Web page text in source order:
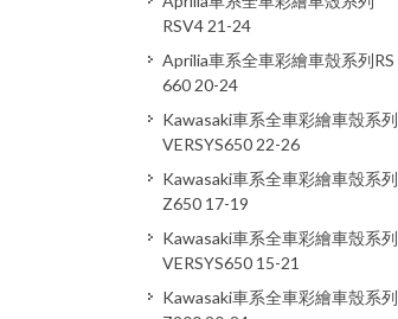
RSV4 21-24
Aprilia車系全車彩繪車殼系列RS
660 20-24
Kawasaki車系全車彩繪車殼系列
VERSYS650 22-26
Kawasaki車系全車彩繪車殼系列
Z650 17-19
Kawasaki車系全車彩繪車殼系列
VERSYS650 15-21
Kawasaki車系全車彩繪車殼系列